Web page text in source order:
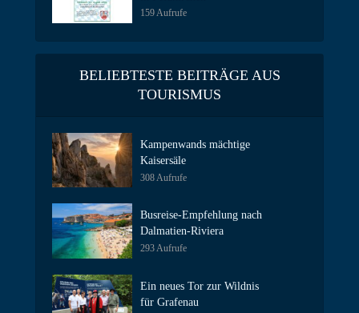
159 Aufrufe
BELIEBTESTE BEITRÄGE AUS
TOURISMUS
Kampenwands mächtige
Kaisersäle
308 Aufrufe
Busreise-Empfehlung nach
Dalmatien-Riviera
293 Aufrufe
Ein neues Tor zur Wildnis
für Grafenau